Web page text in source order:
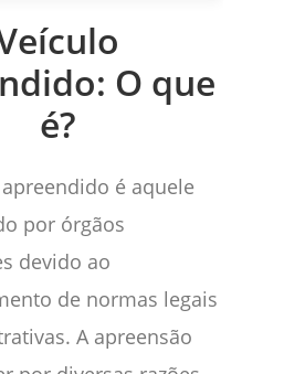
O que
é?
é aquele
por órgãos
devido ao
de normas legais
A apreensão